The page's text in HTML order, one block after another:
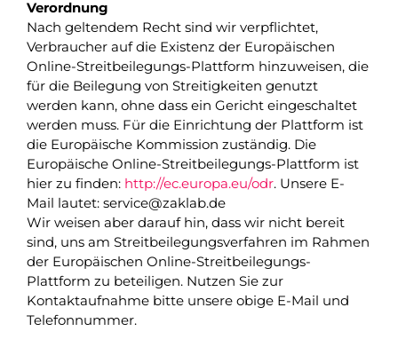
Verordnung
Nach geltendem Recht sind wir verpflichtet,
Verbraucher auf die Existenz der Europäischen
Online-Streitbeilegungs-Plattform hinzuweisen, die
für die Beilegung von Streitigkeiten genutzt
werden kann, ohne dass ein Gericht eingeschaltet
werden muss. Für die Einrichtung der Plattform ist
die Europäische Kommission zuständig. Die
Europäische Online-Streitbeilegungs-Plattform ist
hier zu finden: http://ec.europa.eu/odr. Unsere E-
Mail lautet: service@zaklab.de
Wir weisen aber darauf hin, dass wir nicht bereit
sind, uns am Streitbeilegungsverfahren im Rahmen
der Europäischen Online-Streitbeilegungs-
Plattform zu beteiligen. Nutzen Sie zur
Kontaktaufnahme bitte unsere obige E-Mail und
Telefonnummer.